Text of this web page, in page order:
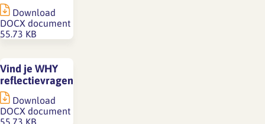
Download
DOCX document
55.73 KB
Vind je WHY
reflectievragen
Download
DOCX document
55.73 KB